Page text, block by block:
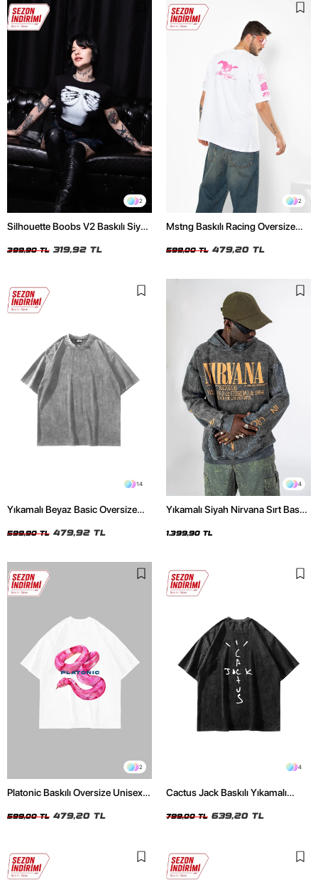
2
Silhouette Boobs V2 Baskılı Siyah
399,90 TL 319,92 TL
2
Mstng Baskılı Racing Oversize
599,00 TL 479,20 TL
14
Yıkamalı Beyaz Basic Oversize
599,90 TL 479,92 TL
4
Yıkamalı Siyah Nirvana Sırt Baskılı
1.399,90 TL
2
Platonic Baskılı Oversize Unisex
599,00 TL 479,20 TL
4
Cactus Jack Baskılı Yıkamalı
799,00 TL 639,20 TL